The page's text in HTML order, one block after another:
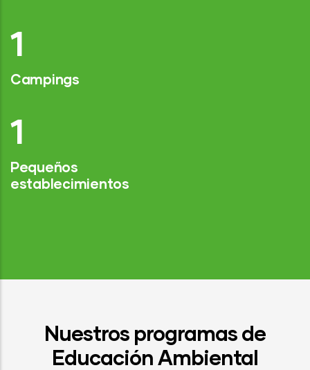
2
Campings
1
Pequeños
establecimientos
Nuestros programas de
Educación Ambiental